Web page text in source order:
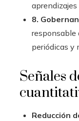
8.
responsable
periódicas y
Señales
Reducción